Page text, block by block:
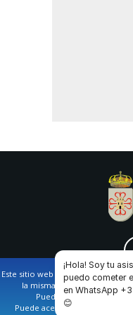
AVISO LEGAL Y POLÍTICA
Este sitio web utiliza cookies
la misma y obtener datos
Puede obtener más
Puede aceptar todas las
¡Hola! Soy tu
puedo cometer
en WhatsApp
😊